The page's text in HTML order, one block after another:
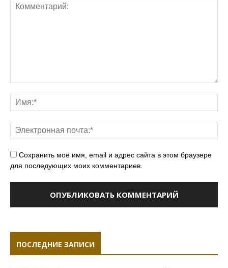
Сохранить моё имя, email и адрес сайта в этом браузере
для последующих моих комментариев.
ПОСЛЕДНИЕ ЗАПИСИ